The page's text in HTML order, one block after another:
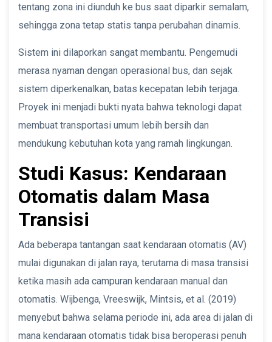
tentang zona ini diunduh ke bus saat diparkir semalam,
sehingga zona tetap statis tanpa perubahan dinamis.
Sistem ini dilaporkan sangat membantu. Pengemudi
merasa nyaman dengan operasional bus, dan sejak
sistem diperkenalkan, batas kecepatan lebih terjaga.
Proyek ini menjadi bukti nyata bahwa teknologi dapat
membuat transportasi umum lebih bersih dan
mendukung kebutuhan kota yang ramah lingkungan.
Studi Kasus: Kendaraan
Otomatis dalam Masa
Transisi
Ada beberapa tantangan saat kendaraan otomatis (AV)
mulai digunakan di jalan raya, terutama di masa transisi
ketika masih ada campuran kendaraan manual dan
otomatis. Wijbenga, Vreeswijk, Mintsis, et al. (2019)
menyebut bahwa selama periode ini, ada area di jalan di
mana kendaraan otomatis tidak bisa beroperasi penuh